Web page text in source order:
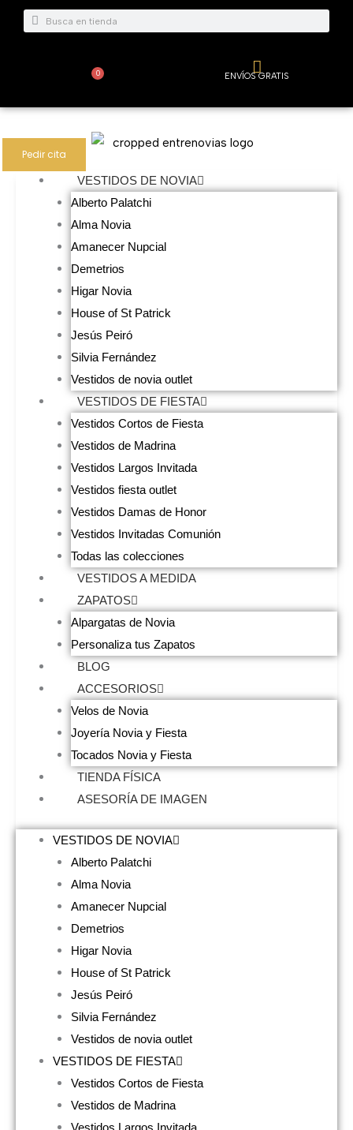
Buscar
Buscar
0
Carrito ENVÍOS GRATIS
VESTIDOS DE NOVIA
Alberto Palatchi
Alma Novia
Amanecer Nupcial
Demetrios
Higar Novia
House of St Patrick
Jesús Peiró
Silvia Fernández
Vestidos de novia outlet
VESTIDOS DE FIESTA
Vestidos Cortos de Fiesta
Vestidos de Madrina
Vestidos Largos Invitada
Vestidos fiesta outlet
Vestidos Damas de Honor
Vestidos Invitadas Comunión
Todas las colecciones
VESTIDOS A MEDIDA
ZAPATOS
Alpargatas de Novia
Personaliza tus Zapatos
BLOG
ACCESORIOS
Velos de Novia
Joyería Novia y Fiesta
Tocados Novia y Fiesta
TIENDA FÍSICA
ASESORÍA DE IMAGEN
VESTIDOS DE NOVIA
Alberto Palatchi
Alma Novia
Amanecer Nupcial
Demetrios
Higar Novia
House of St Patrick
Jesús Peiró
Silvia Fernández
Vestidos de novia outlet
VESTIDOS DE FIESTA
Vestidos Cortos de Fiesta
Vestidos de Madrina
Vestidos Largos Invitada
Pedir cita